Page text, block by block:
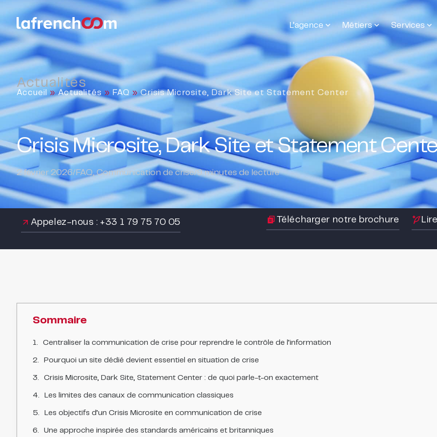
L’agence Métiers Services
Actualités
Accueil »Actualités » FAQ »Crisis Microsite, Dark Site et Statement Center
Crisis Microsite, Dark Site et Statement
2 février 2026/FAQ,Communication de crise/9minutes de lecture
Appelez-nous : +33 1 79 75 70 05 Télécharger notre brochure
Sommaire
Centraliser la communication de crise pour reprendre le contrôle de l’information
Pourquoi un site dédié devient essentiel en situation de crise
Crisis Microsite, Dark Site, Statement Center : de quoi parle-t-on exactement
Les limites des canaux de communication classiques
Les objectifs d’un Crisis Microsite en communication de crise
Une approche inspirée des standards américains et britanniques